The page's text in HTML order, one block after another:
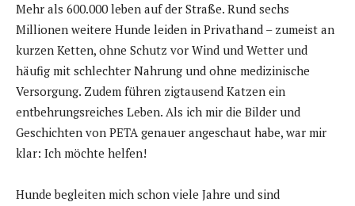
Mehr als 600.000 leben auf der Straße. Rund sechs
Millionen weitere Hunde leiden in Privathand – zumeist an
kurzen Ketten, ohne Schutz vor Wind und Wetter und
häufig mit schlechter Nahrung und ohne medizinische
Versorgung. Zudem führen zigtausend Katzen ein
entbehrungsreiches Leben. Als ich mir die Bilder und
Geschichten von PETA genauer angeschaut habe, war mir
klar: Ich möchte helfen!
Hunde begleiten mich schon viele Jahre und sind